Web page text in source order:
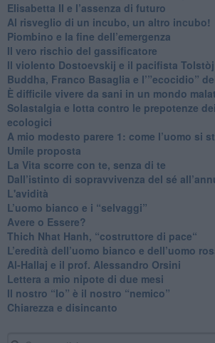
​Elisabetta II e l’assenza di futuro
Al risveglio di un incubo, un altro incubo!
​Piombino e la fine dell’emergenza
​Il vero rischio del gassificatore
​Il violento Dostoevskij e il pacifista Tolstòj
​Buddha, Franco Basaglia e l’”ecocidio”
​È difficile vivere da sani in un mondo
Solastalgia e lotta contro le prepotenze
ecologici
​A mio modesto parere 1: come l’uomo si
​Umile proposta
​La Vita scorre con te, senza di te
​Dall’istinto di sopravvivenza del sé
L'avidità
​L’uomo bianco e i “selvaggi”
​Avere o Essere?
​Thich Nhat Hanh, “costruttore di pace“
​L’eredità dell’uomo bianco e dell’uomo
Al-Hallaj e il prof. Alessandro Orsini
​Lettera a mio nipote di due mesi
​Il nostro “Io” è il nostro “nemico”
​Chiarezza e disincanto